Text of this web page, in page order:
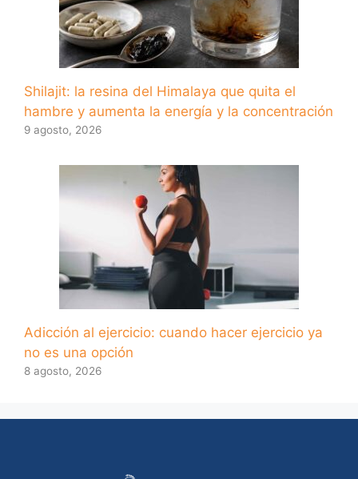
Shilajit: la resina del Himalaya que quita el
hambre y aumenta la energía y la concentración
9 agosto, 2026
Adicción al ejercicio: cuando hacer ejercicio ya
no es una opción
8 agosto, 2026